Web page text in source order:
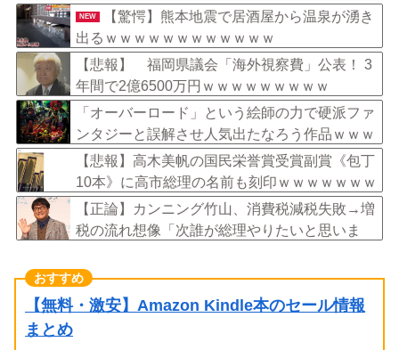
NEW
【驚愕】熊本地震で居酒屋から温泉が湧き
出るｗｗｗｗｗｗｗｗｗｗｗｗ
【悲報】 福岡県議会「海外視察費」公表！ 3
年間で2億6500万円ｗｗｗｗｗｗｗｗｗ
「オーバーロード」という絵師の力で硬派ファ
ンタジーと誤解させ人気出たなろう作品ｗｗｗ
ｗｗｗｗｗｗ
【悲報】高木美帆の国民栄誉賞受賞副賞《包丁
10本》に高市総理の名前も刻印ｗｗｗｗｗｗｗ
ｗｗ
【正論】カンニング竹山、消費税減税失敗→増
税の流れ想像「次誰が総理やりたいと思いま
【無料・激安】Amazon Kindle本のセール情報
まとめ